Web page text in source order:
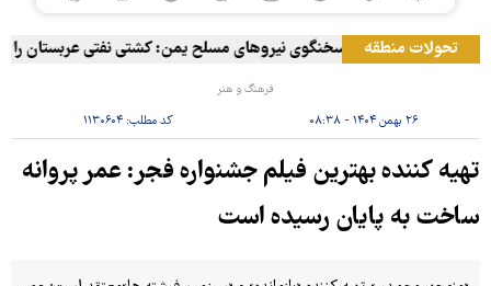
تحولات منطقه سخنگوی نیروهای مسلح یمن: کشتی نفتی عربستان را
فرهنگ و هنر
۲۶ بهمن ۱۴۰۴ - ۰۸:۳۸ کد مطلب: ۱۱۳۰۶۰۴
تهیه کننده بهترین فیلم جشنواره فجر: عمر پروانه
ساخت به پایان رسیده است